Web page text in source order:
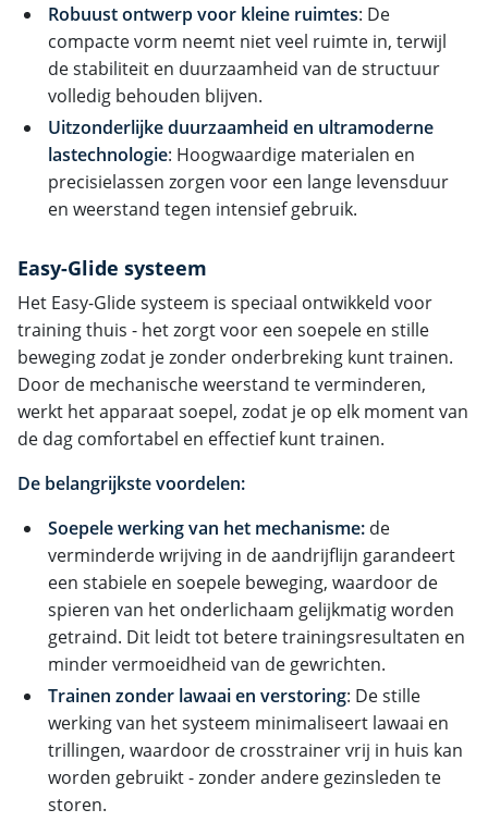
Robuust ontwerp voor kleine ruimtes: De
compacte vorm neemt niet veel ruimte in, terwijl
de stabiliteit en duurzaamheid van de structuur
volledig behouden blijven.
Uitzonderlijke duurzaamheid en ultramoderne
lastechnologie: Hoogwaardige materialen en
precisielassen zorgen voor een lange levensduur
en weerstand tegen intensief gebruik.
Easy-Glide systeem
Het Easy-Glide systeem is speciaal ontwikkeld voor
training thuis - het zorgt voor een soepele en stille
beweging zodat je zonder onderbreking kunt trainen.
Door de mechanische weerstand te verminderen,
werkt het apparaat soepel, zodat je op elk moment van
de dag comfortabel en effectief kunt trainen.
De belangrijkste voordelen:
Soepele werking van het mechanisme: de
verminderde wrijving in de aandrijflijn garandeert
een stabiele en soepele beweging, waardoor de
spieren van het onderlichaam gelijkmatig worden
getraind. Dit leidt tot betere trainingsresultaten en
minder vermoeidheid van de gewrichten.
Trainen zonder lawaai en verstoring: De stille
werking van het systeem minimaliseert lawaai en
trillingen, waardoor de crosstrainer vrij in huis kan
worden gebruikt - zonder andere gezinsleden te
storen.